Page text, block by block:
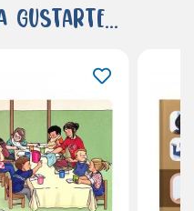
gustarte...